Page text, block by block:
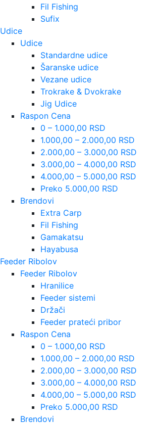
Fil Fishing
Sufix
Udice
Udice
Standardne udice
Šaranske udice
Vezane udice
Trokrake & Dvokrake
Jig Udice
Raspon Cena
0 – 1.000,00 RSD
1.000,00 – 2.000,00 RSD
2.000,00 – 3.000,00 RSD
3.000,00 – 4.000,00 RSD
4.000,00 – 5.000,00 RSD
Preko 5.000,00 RSD
Brendovi
Extra Carp
Fil Fishing
Gamakatsu
Hayabusa
Feeder Ribolov
Feeder Ribolov
Hranilice
Feeder sistemi
Držači
Feeder prateći pribor
Raspon Cena
0 – 1.000,00 RSD
1.000,00 – 2.000,00 RSD
2.000,00 – 3.000,00 RSD
3.000,00 – 4.000,00 RSD
4.000,00 – 5.000,00 RSD
Preko 5.000,00 RSD
Brendovi